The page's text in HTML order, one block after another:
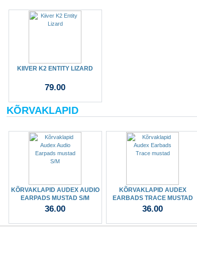
KIIVER K2 ENTITY LIZARD
79.00
KÕRVAKLAPID
KÕRVAKLAPID AUDEX AUDIO
EARPADS MUSTAD S/M
36.00
KÕRVAKLAPID AUDEX
EARBADS TRACE MUSTAD
36.00